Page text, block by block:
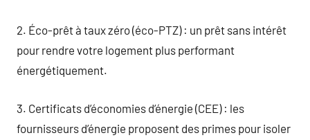
2. Éco-prêt à taux zéro (éco-PTZ) : un prêt sans intérêt
pour rendre votre logement plus performant
énergétiquement.
3. Certificats d’économies d’énergie (CEE) : les
fournisseurs d’énergie proposent des primes pour isoler